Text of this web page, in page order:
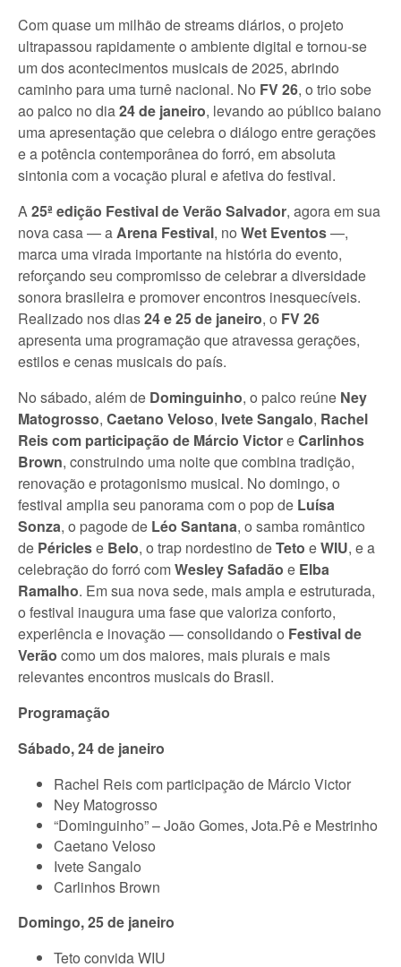
Com quase um milhão de streams diários, o projeto
ultrapassou rapidamente o ambiente digital e tornou-se
um dos acontecimentos musicais de 2025, abrindo
caminho para uma turnê nacional. No FV 26, o trio sobe
ao palco no dia24 de janeiro, levando ao público baiano
uma apresentação que celebra o diálogo entre gerações
e a potência contemporânea do forró, em absoluta
sintonia com a vocação plural e afetiva do festival.
A25ª edição Festival de Verão Salvador, agora em sua
nova casa — aArena Festival, no Wet Eventos—,
marca uma virada importante na história do evento,
reforçando seu compromisso de celebrar a diversidade
sonora brasileira e promover encontros inesquecíveis.
Realizado nos dias24 e 25 de janeiro, o FV 26
apresenta uma programação que atravessa gerações,
estilos e cenas musicais do país.
No sábado, além de Dominguinho, o palco reúne Ney
Matogrosso, Caetano Veloso, Ivete Sangalo, Rachel
Reis com participação de Márcio VictoreCarlinhos
Brown, construindo uma noite que combina tradição,
renovação e protagonismo musical. No domingo, o
festival amplia seu panorama com o pop de Luísa
Sonza, o pagode de Léo Santana, o samba romântico
de Périclese Belo, o trap nordestino deTeto eWIU, e a
celebração do forró comWesley Safadão e Elba
Ramalho. Em sua nova sede, mais ampla e estruturada,
o festival inaugura uma fase que valoriza conforto,
experiência e inovação — consolidando o Festival de
Verão como um dos maiores, mais plurais e mais
relevantes encontros musicais do Brasil.
Programação
Sábado, 24 de janeiro
Rachel Reis com participação de Márcio Victor
Ney Matogrosso
“Dominguinho” – João Gomes, Jota.Pê e Mestrinho
Caetano Veloso
Ivete Sangalo
Carlinhos Brown
Domingo, 25 de janeiro
Teto convida WIU